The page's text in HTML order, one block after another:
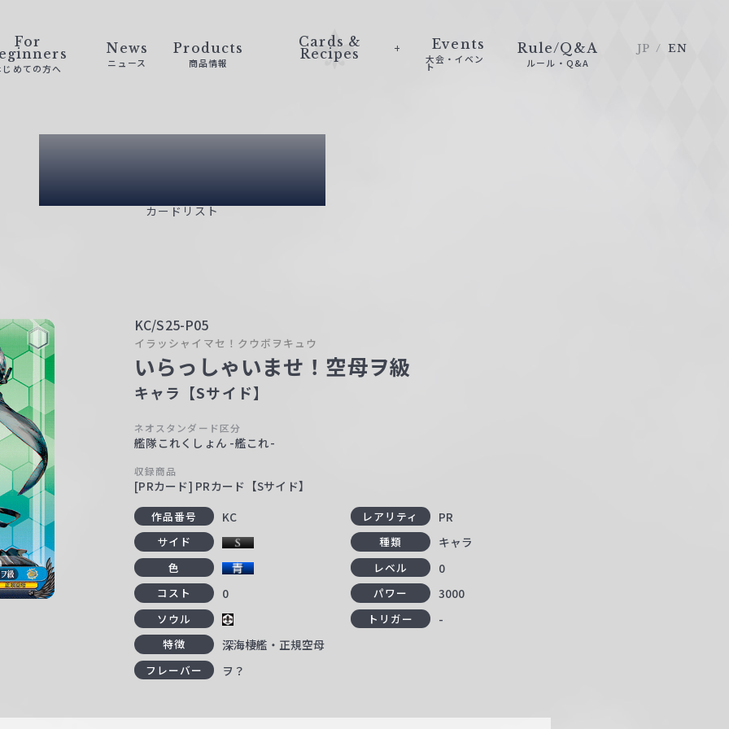
For
じめての方へ
News
ニュース
Products
商品情報
Cards &
Recipes
Events
大会・イベン
ト
Rule/Q&A
ルール・Q&A
JP EN
Card List
カードリスト
KC/S25-P05
イラッシャイマセ！クウボヲキュウ
いらっしゃいませ！空母ヲ級
キャラ【Sサイド】
ネオスタンダード区分
艦隊これくしょん -艦これ-
収録商品
[PRカード] PRカード【Sサイド】
作品番号 KC レアリティ PR
サイド 種類 キャラ
色 レベル 0
コスト 0 パワー 3000
ソウル トリガー -
特徴 深海棲艦・正規空母
フレーバー ヲ？